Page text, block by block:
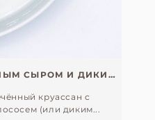
КРУАССАН С ТВОРОЖНЫМ СЫРОМ И ДИКИМ КИЖУЧЕМ
круассан с
(или диким...